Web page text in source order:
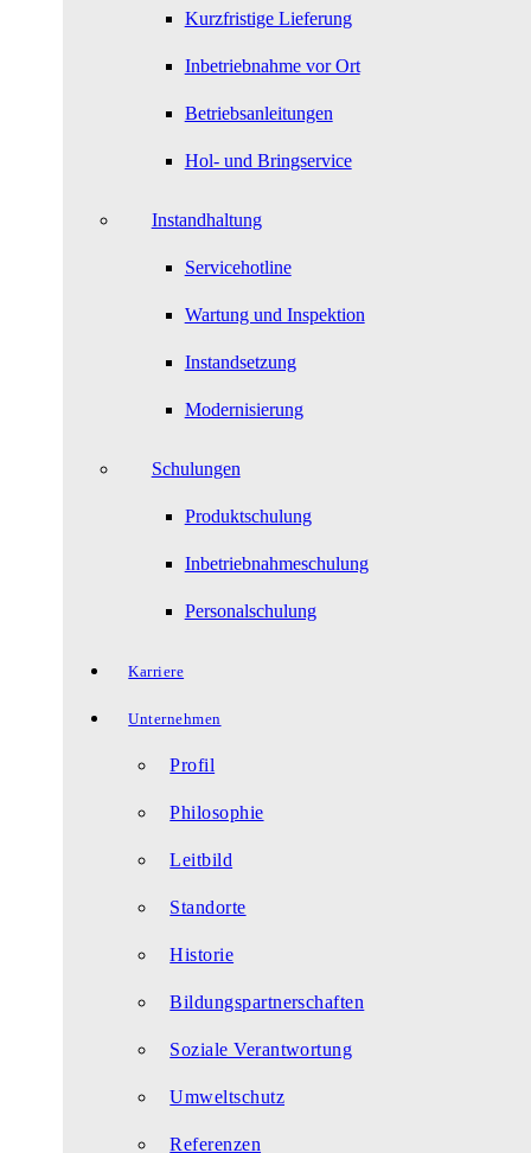
Kurzfristige Lieferung
Inbetriebnahme vor Ort
Betriebsanleitungen
Hol- und Bringservice
Instandhaltung
Servicehotline
Wartung und Inspektion
Instandsetzung
Modernisierung
Schulungen
Produktschulung
Inbetriebnahmeschulung
Personalschulung
Karriere
Unternehmen
Profil
Philosophie
Leitbild
Standorte
Historie
Bildungspartnerschaften
Soziale Verantwortung
Umweltschutz
Referenzen